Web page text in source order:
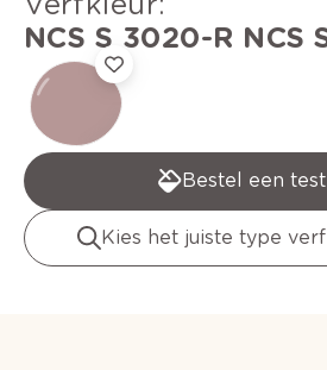
NCS S 3020-R NCS
Bestel een
Kies het juiste type